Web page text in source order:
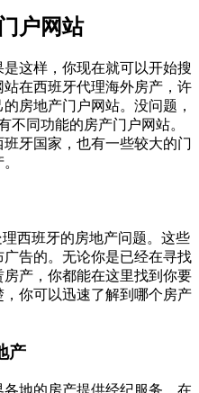
户网站
这样，你现在就可以开始搜
在西班牙代理海外房产，许
房地产门户网站。没问题，
不同功能的房产门户网站。
牙国家，也有一些较大的门
西班牙的房地产问题。这些
告的。无论你是已经在寻找
产，你都能在这里找到你要
你可以迅速了解到哪个房产
产
地的房产提供经纪服务。在